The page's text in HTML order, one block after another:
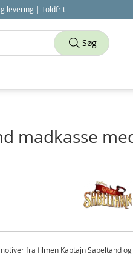
levering | Toldfrit
madkasse
fra filmen Kaptajn Sabeltand og
Søg